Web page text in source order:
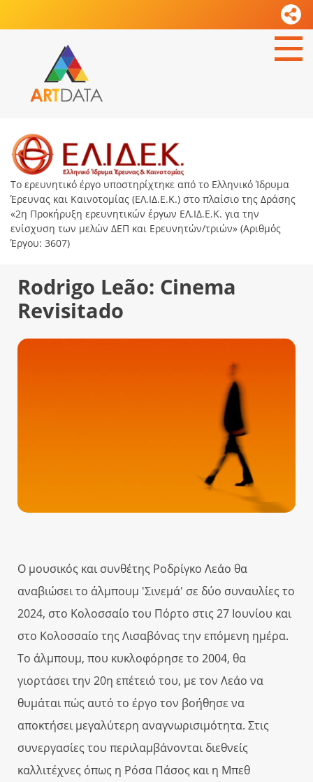
Το ερευνητικό έργο υποστηρίχτηκε από το Ελληνικό Ίδρυμα
Έρευνας και Καινοτομίας (ΕΛ.ΙΔ.Ε.Κ.) στο πλαίσιο της Δράσης
«2η Προκήρυξη ερευνητικών έργων ΕΛ.ΙΔ.Ε.Κ. για την
ενίσχυση των μελών ΔΕΠ και Ερευνητών/τριών» (Αριθμός
Έργου: 3607)
Rodrigo Leão: Cinema
Revisitado
Ο μουσικός και συνθέτης Ροδρίγκο Λεάο θα
αναβιώσει το άλμπουμ 'Σινεμά' σε δύο συναυλίες το
2024, στο Κολοσσαίο του Πόρτο στις 27 Ιουνίου και
στο Κολοσσαίο της Λισαβόνας την επόμενη ημέρα.
Το άλμπουμ, που κυκλοφόρησε το 2004, θα
γιορτάσει την 20η επέτειό του, με τον Λεάο να
θυμάται πώς αυτό το έργο τον βοήθησε να
αποκτήσει μεγαλύτερη αναγνωρισιμότητα. Στις
συνεργασίες του περιλαμβάνονται διεθνείς
καλλιτέχνες όπως η Ρόσα Πάσος και η Μπεθ